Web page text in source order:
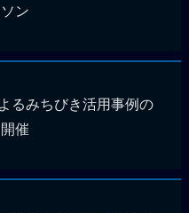
ン
るみちびき活用事例の
催